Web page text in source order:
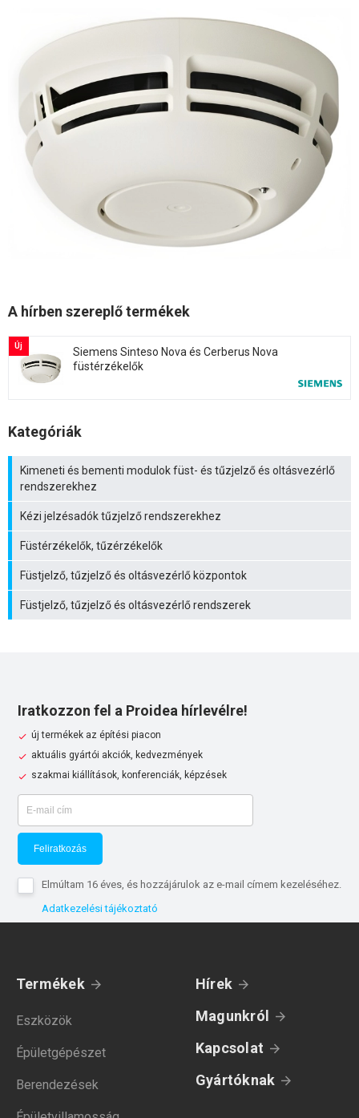
A hírben szereplő termékek
Új
Siemens Sinteso Nova és Cerberus Nova
füstérzékelők
Kategóriák
Kimeneti és bementi modulok füst- és tűzjelző és oltásvezérlő
rendszerekhez
Kézi jelzésadók tűzjelző rendszerekhez
Füstérzékelők, tűzérzékelők
Füstjelző, tűzjelző és oltásvezérlő központok
Füstjelző, tűzjelző és oltásvezérlő rendszerek
Iratkozzon fel a Proidea hírlevélre!
új termékek az építési piacon
aktuális gyártói akciók, kedvezmények
szakmai kiállítások, konferenciák, képzések
Feliratkozás
Elmúltam 16 éves, és hozzájárulok az e-mail címem kezeléséhez.
Adatkezelési tájékoztató
Termékek
Eszközök
Épületgépészet
Berendezések
Hírek
Magunkról
Kapcsolat
Gyártóknak